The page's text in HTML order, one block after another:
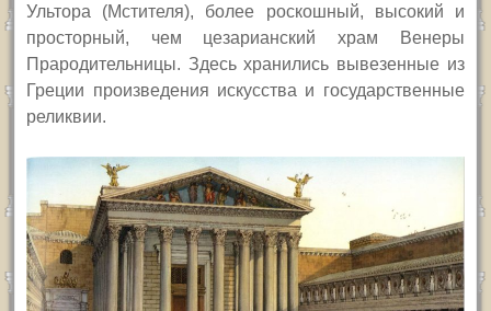
Ультора (Мстителя), более роскошный, высокий и
просторный, чем цезарианский храм Венеры
Прародительницы. Здесь хранились вывезенные из
Греции произведения искусства и государственные
реликвии.